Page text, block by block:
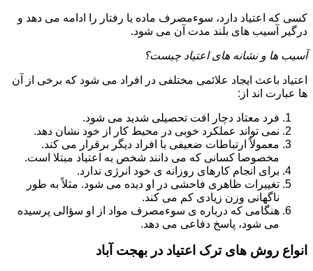
کسی که اعتیاد دارد، سوءمصرف ماده یا رفتار را ادامه می دهد و
درگیر آسیب های بلند مدت آن می شود.
آسیب ها و نشانه های اعتیاد چیست؟
اعتیاد باعث ایجاد علائمی مختلفی در افراد می شود که برخی از آن
ها عبارت اند از:
فرد معتاد دچار افت تحصیلی شدید می شود.
نمی تواند عملکرد خوبی در محیط کار از خود نشان دهد.
معمولاً ارتباطات ضعیفی با افراد دیگر برقرار می کند.
مخصوصا کسانی که می دانند شخص به اعتیاد مبتلا است.
برای انجام کارهای روزانه ی خود انرژی ندارد.
تغییرات ظاهری فاحشی در او دیده می شود. مثلاً به طور
ناگهانی وزن زیادی کم می کند.
هنگامی که درباره ی سوءمصرف مواد از او سؤالی پرسیده
می شود، پاسخ دفاعی می دهد.
انواع روش های ترک اعتیاد در بهجت آباد